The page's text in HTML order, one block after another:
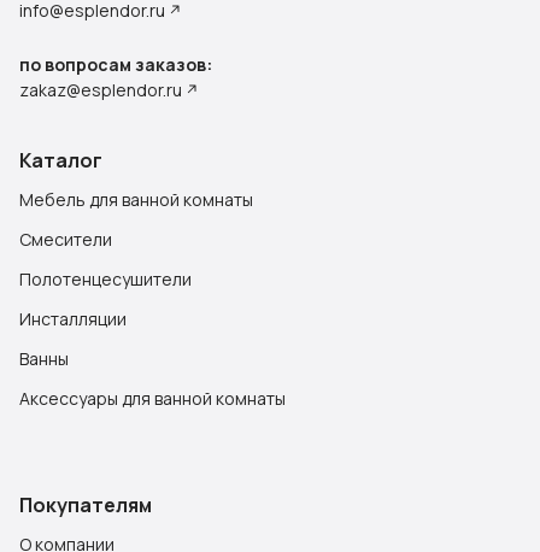
info@esplendor.ru
по вопросам заказов:
zakaz@esplendor.ru
Каталог
Мебель для ванной комнаты
Смесители
Полотенцесушители
Инсталляции
Ванны
Аксессуары для ванной комнаты
Покупателям
О компании